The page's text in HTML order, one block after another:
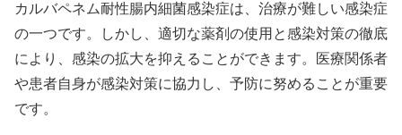
カルバペネム耐性腸内細菌感染症は、治療が難しい感染症
の一つです。しかし、適切な薬剤の使用と感染対策の徹底
により、感染の拡大を抑えることができます。医療関係者
や患者自身が感染対策に協力し、予防に努めることが重要
です。